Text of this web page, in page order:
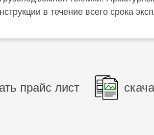
в течение всего срока
прайс лист